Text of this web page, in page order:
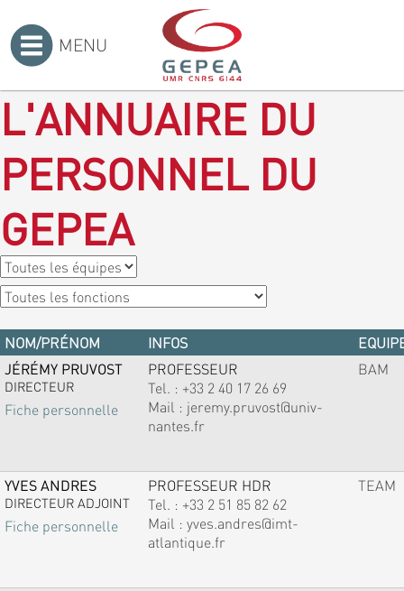
MENU
L'ANNUAIRE DU
PERSONNEL DU
GEPEA
NOM/PRÉNOM INFOS
JÉRÉMY PRUVOST
DIRECTEUR
Fiche personnelle
PROFESSEUR
Tel. : +33 2 40 17 26 69
Mail : jeremy.pruvost@univ-
nantes.fr
BAM
YVES ANDRES
DIRECTEUR ADJOINT
Fiche personnelle
PROFESSEUR HDR
Tel. : +33 2 51 85 82 62
Mail : yves.andres@imt-
atlantique.fr
TEAM